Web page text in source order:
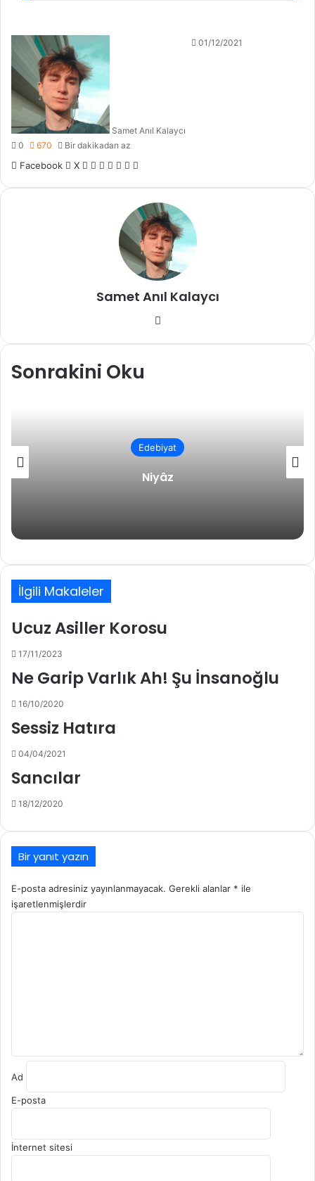
Samet Anıl Kalaycı
01/12/2021
0 670 Bir dakikadan az
Facebook X LinkedIn
Tumblr
Pinterest
Reddit
VKontakte
E-
paylaş
Samet Anıl Kalaycı
Sonrakini Oku
Edebiyat
Niyâz
İlgili Makaleler
Ucuz Asiller Korosu
17/11/2023
Ne Garip Varlık Ah! Şu İnsanoğlu
16/10/2020
Sessiz Hatıra
04/04/2021
Sancılar
18/12/2020
Bir yanıt yazın
E-posta adresiniz yayınlanmayacak. Gerekli alanlar * ile
işaretlenmişlerdir
Ad
E-posta
İnternet sitesi